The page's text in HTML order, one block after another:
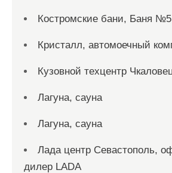
Костромские бани, Баня №5
Кристалл, автомоечный
Кузовной техцентр
Лагуна, сауна
Лагуна, сауна
Лада центр Севастополь,
дилер LADA